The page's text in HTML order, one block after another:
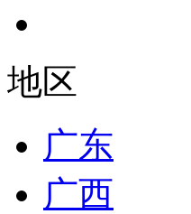
地区
广东
广西